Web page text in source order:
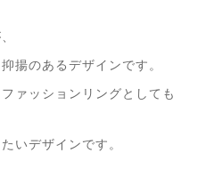
揚のあるデザインです。
ァッションリングとしても
いデザインです。